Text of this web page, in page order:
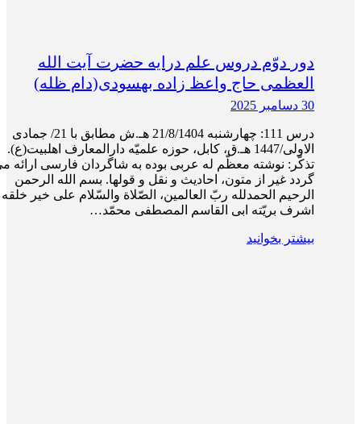
دور دوّم دروس علم درایه حضرت آیت الله
العظمی حاج واعظ زاده بهسودی(دام ظله)
30 دسامبر 2025
درس 111: چهارشنبه 21/8/1404 هـ.ش مطابق با 21/ جمادی
الاولی/1447 هـ.ق، کابل، حوزه علمیّه دارالمعارف اهلبیت(ع).
تذکّر: نوشته معظّم له عربی بوده به شاگردان فارسی ارائه
گردد غیر از متون، احادیث و نقل و قول­ها. بسم الله الرحمن
الرحیم الحمدلله ربّ العالمین، الصّلاة والسّلام علی خیر
اشرف بریّته ابی القاسم المصطفی محمّد…
بیشتر بخوانید